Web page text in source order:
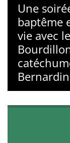
Une
baptême
vie avec